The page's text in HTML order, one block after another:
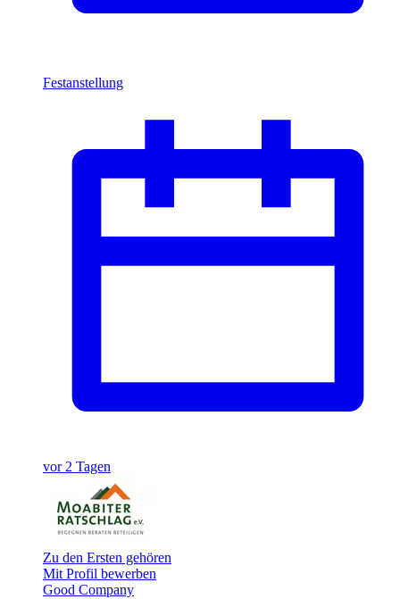
Festanstellung
vor 2 Tagen
Zu den Ersten gehören
Mit Profil bewerben
Good Company